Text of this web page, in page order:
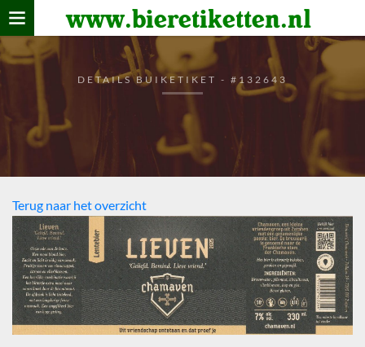
www.bieretiketten.nl
Home
verzamelen
De bierkaart
Bezoekers
DETAILS BUIKETIKET - #132643
Terug naar het overzicht